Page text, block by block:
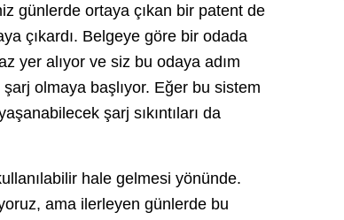
günlerde ortaya çıkan bir patent de
çıkardı. Belgeye göre bir odada
yer alıyor ve siz bu odaya adım
şarj olmaya başlıyor. Eğer bu sistem
şarj sıkıntıları da
hale gelmesi yönünde.
ama ilerleyen günlerde bu